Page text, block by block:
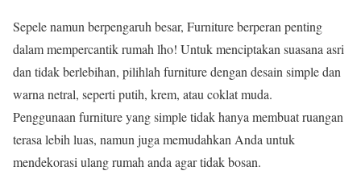
Sepele namun berpengaruh besar, Furniture berperan penting
dalam mempercantik rumah lho! Untuk menciptakan suasana asri
dan tidak berlebihan, pilihlah furniture dengan desain simple dan
warna netral, seperti putih, krem, atau coklat muda.
Penggunaan furniture yang simple tidak hanya membuat ruangan
terasa lebih luas, namun juga memudahkan Anda untuk
mendekorasi ulang rumah anda agar tidak bosan.